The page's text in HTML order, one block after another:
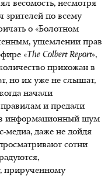
весомость, несмотря
зрителей по всему
о «Болотном
ущемлении прав
«The Colbert Report»,
прихожан в
но их уже не слышат,
начали
правилам и предали
в информационный шум
медиа, даже не дойдя
сотни
прирученному